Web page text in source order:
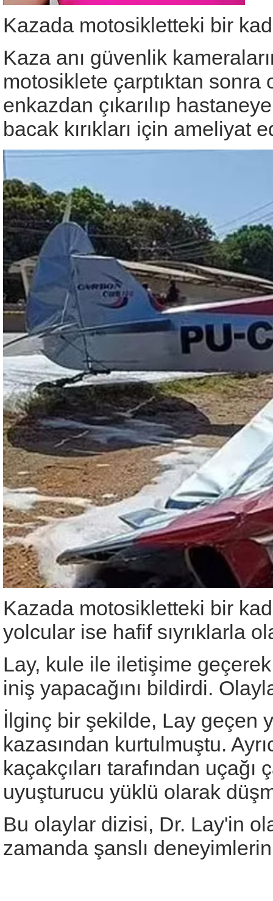
Kazada motosikletteki bir
Kaza anı güvenlik
motosiklete çarptıktan sonra
enkazdan çıkarılıp
bacak kırıkları için ameliyat
Kazada motosikletteki bir
yolcular ise hafif sıyrıklarla
Lay, kule ile iletişime geçerek
iniş yapacağını bildirdi.
İlginç bir şekilde, Lay geçen
kazasından kurtulmuştu.
kaçakçıları tarafından uçağı
uyuşturucu yüklü olarak
Bu olaylar dizisi, Dr. Lay'in
zamanda şanslı